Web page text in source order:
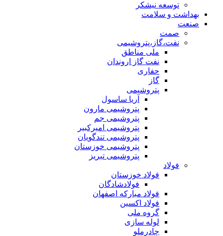
توسعه نیشکر
بهداشت و سلامت
صنعت
صمت
نفت،گاز،پتروشیمی
ملی مناطق
نفت گاز اروندان
حفاری
گاز
پتروشیمی
آریا ساسول
پتروشیمی مارون
پتروشیمی جم
پتروشیمی امیرکبیر
پتروشیمی تندگویان
پتروشیمی خوزستان
پتروشیمی تبریز
فولاد
فولاد خوزستان
فولادشادگان
فولاد مبارکه اصفهان
فولاد اکسین
گروه ملی
لوله سازی
چادرملو